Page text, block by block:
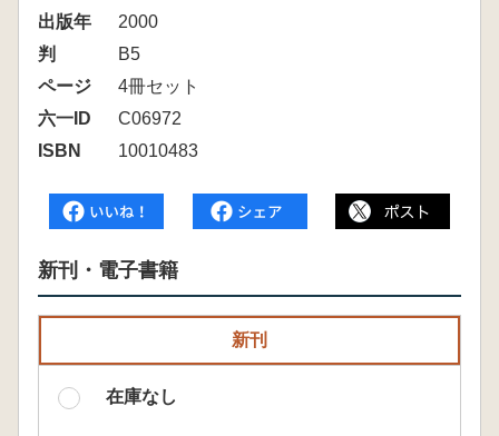
出版年
2000
判
B5
ページ
4冊セット
六一ID
C06972
ISBN
10010483
新刊・電子書籍
新刊
在庫なし